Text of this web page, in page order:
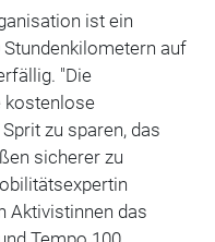
ist ein
auf
"Die
zu sparen, das
sicherer zu
Aktivistinnen das